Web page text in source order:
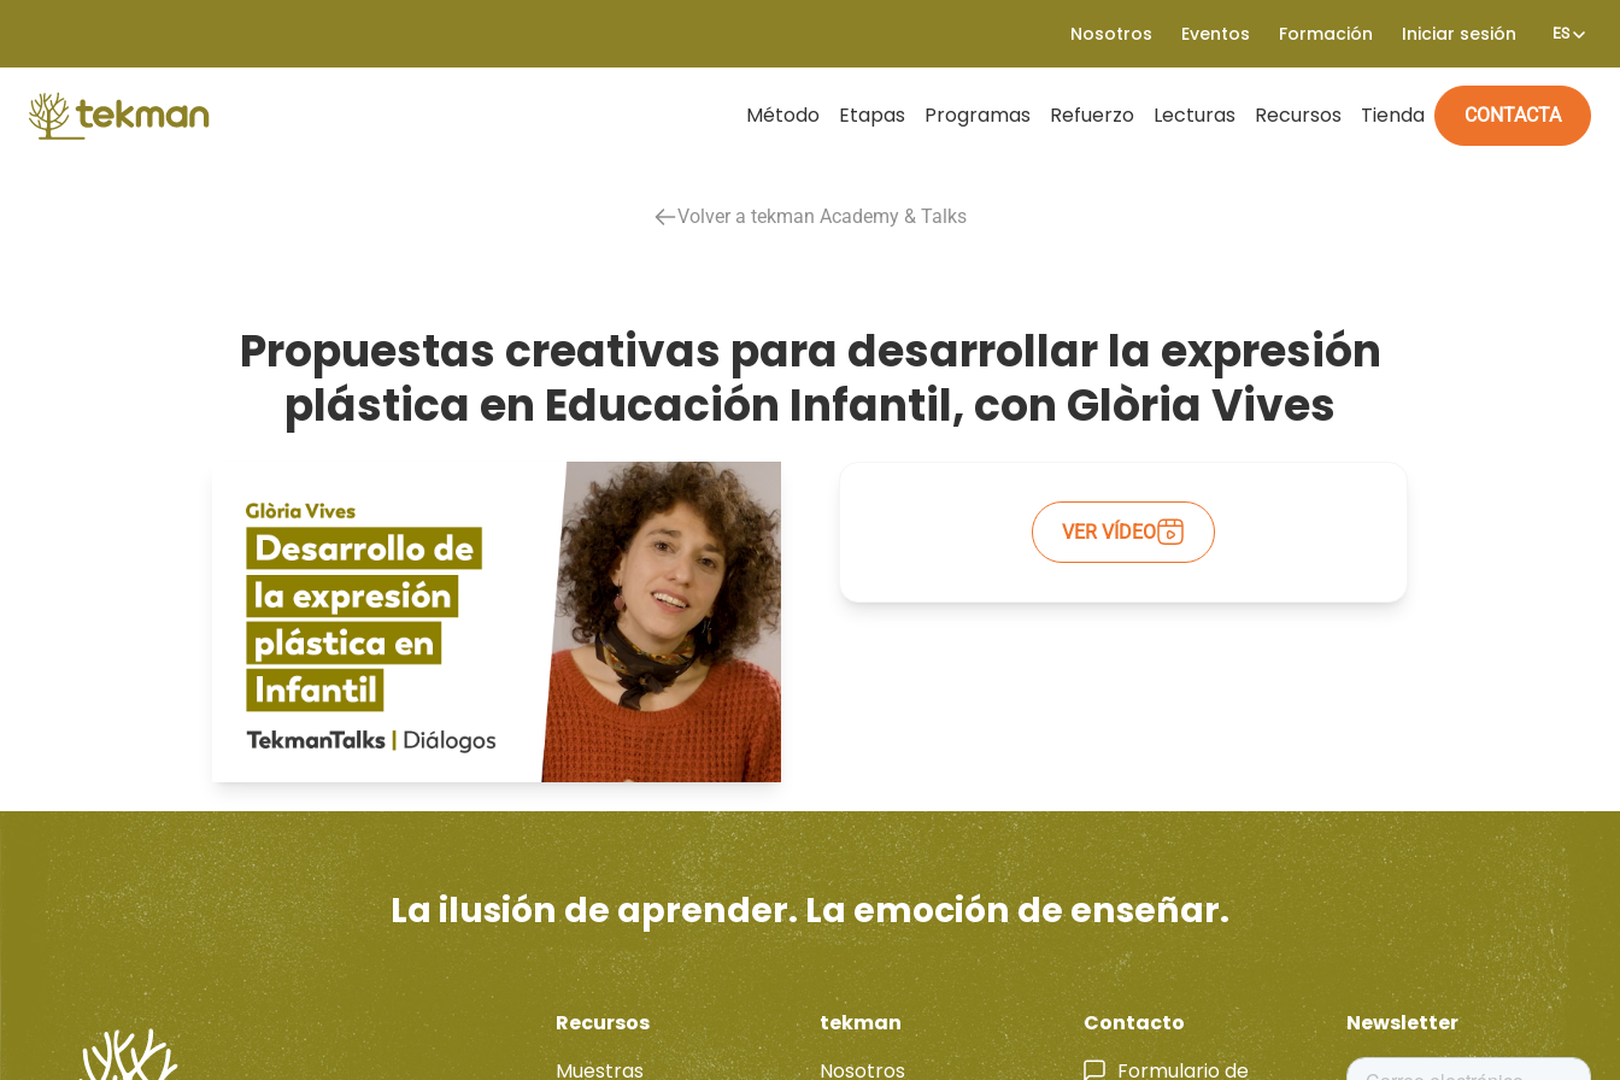
content
Nosotros Eventos Formación Iniciar sesión ES
Método Etapas Programas Refuerzo Lecturas Recursos Tienda CONTACTA
Volver a tekman Academy & Talks
Propuestas creativas para desarrollar la expresión
plástica en Educación Infantil, con Glòria Vives
VER VÍDEO
La ilusión de aprender. La emoción de enseñar.
Recursos
Muestras
tekman
Nosotros
Contacto
Formulario de
Newsletter